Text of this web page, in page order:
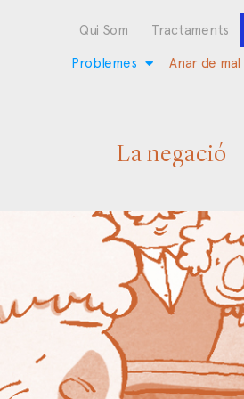
Qui Som Tractaments
Problemes Anar de
La negació